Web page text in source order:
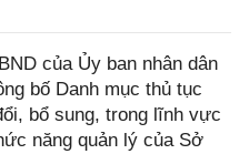
của Ủy ban nhân dân
bố Danh mục thủ tục
bổ sung, trong lĩnh vực
năng quản lý của Sở